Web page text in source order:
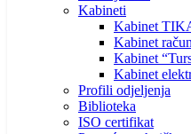
Kabineti
Kabinet
Kabinet
Kabinet
Kabinet
Profili odjeljenja
Biblioteka
ISO certifikat